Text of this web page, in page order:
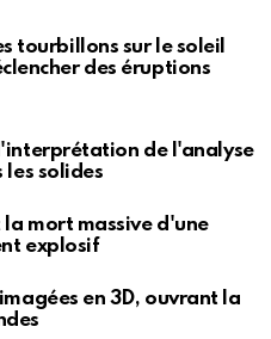
tourbillons sur le soleil
des éruptions
de l'analyse
les solides
mort massive d'une
explosif
en 3D, ouvrant la